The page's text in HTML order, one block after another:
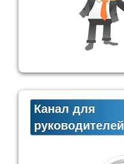
Канал для
руководителей